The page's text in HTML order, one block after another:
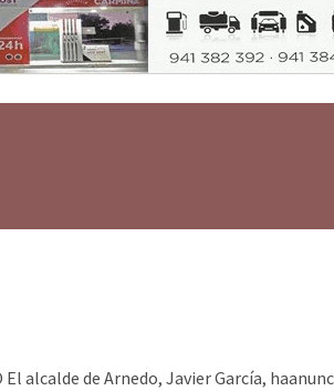
El alcalde de Arnedo, Javier García,